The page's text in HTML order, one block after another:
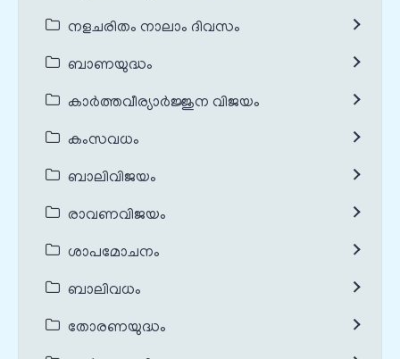
നളചരിതം നാലാം ദിവസം
ബാണയുദ്ധം
കാർത്തവീര്യാർജ്ജുന വിജയം
കംസവധം
ബാലിവിജയം
രാവണവിജയം
ശാപമോചനം
ബാലിവധം
തോരണയുദ്ധം